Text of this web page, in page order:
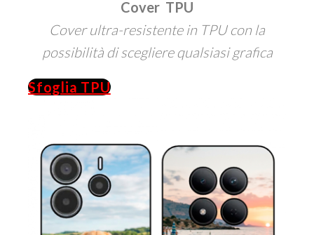
Cover TPU
Cover ultra-resistente in TPU con la
possibilità di scegliere qualsiasi grafica
Sfoglia TPU